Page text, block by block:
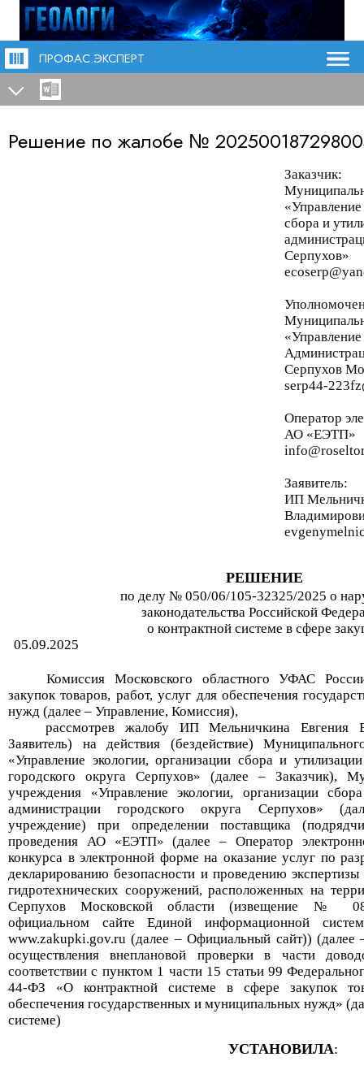
ПРОФАС.ЭКСПЕРТ
Решение по жалобе №
Заказчик:
сбора и
Серпухов»
Серпухов
serp44-
Оператор
АО «ЕЭТП»
Заявитель:
ИП
РЕШЕНИЕ
по делу № 050/06/105-32325/2025 о
законодательства Российской
о контрактной системе в сфере
05.09.2025
Комиссия Московского областного УФАС
закупок товаров, работ, услуг для обеспечения
нужд (далее – Управление, Комиссия),
рассмотрев жалобу ИПМельничкина Евгения
Заявитель) на действия (бездействие) Муниципально
«Управление экологии, организации сбора и
городского округа Серпухов» (далее – Заказчик),
учреждения «Управление экологии, организации
администрации городского округа Серпухов»
учреждение)при определении поставщика
проведения АО «ЕЭТП» (далее – Оператор
конкурса в электронной форме на оказание услуг по
декларированию безопасности и проведению экспертизы
гидротехнических сооружений, расположенных на
Серпухов Московской области
(извещение №
официальном сайте Единой информационной
www.zakupki.gov.ru (далее – Официальный сайт)) (далее
осуществления внеплановой проверки в части
соответствии с пунктом 1 части 15 статьи 99
44-ФЗ «О
контрактной системе в сфере закупок
обеспечения государственных и муниципальных нужд»
системе)
УСТАНОВИЛА: